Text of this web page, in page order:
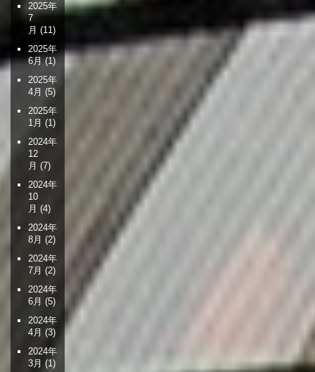
2025年
7
月 (11)
2025年
6月(1)
2025年
4月 (5)
2025年
1月 (1)
2024年
12
月 (7)
2024年
10
月 (4)
2024年
8月 (2)
2024年
7月 (2)
2024年
6月 (5)
2024年
4月 (3)
2024年
3月 (1)